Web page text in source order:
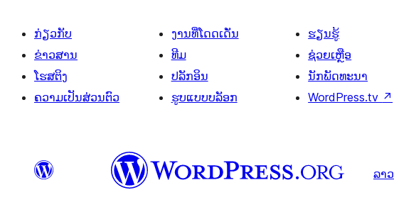
ກ່ຽວກັບ
ຂ່າວສານ
ໂຮສຕິງ
ຄວາມເປັນສ່ວນຕົວ
ງານທີ່ໂດດເດັ່ນ
ທີມ
ປລັກອິນ
ຮູບແບບບລັອກ
ຮຽນຮູ້
ຊ່ວຍເຫຼືອ
ນັກພັດທະນາ
WordPress.tv ↗
ລາວ